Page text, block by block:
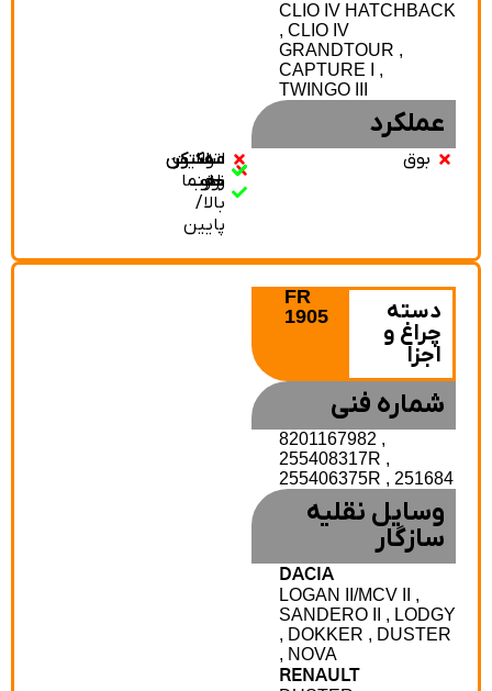
CLIO IV HATCHBACK
, CLIO IV
GRANDTOUR ,
CAPTURE I ,
TWINGO III
عملکرد
بوق اتولایت
سلکتور
نور
بالا/
پایین
مه‌شکن
جلو
مه‌شکن
عقب
سلکتور
راهنما
دسته
چراغ و
1905
شماره فنی
8201167982 ,
255408317R ,
255406375R , 251684
وسایل نقلیه
سازگار
DACIA
LOGAN II/MCV II ,
SANDERO II , LODGY
, DOKKER , DUSTER
, NOVA
RENAULT